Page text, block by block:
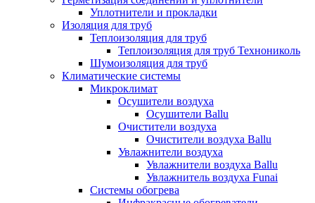
Уплотнители и прокладки
Изоляция для труб
Теплоизоляция для труб
Теплоизоляция для труб Технониколь
Шумоизоляция для труб
Климатические системы
Микроклимат
Осушители воздуха
Осушители Ballu
Очистители воздуха
Очистители воздуха Ballu
Увлажнители воздуха
Увлажнители воздуха Ballu
Увлажнитель воздуха Funai
Системы обогрева